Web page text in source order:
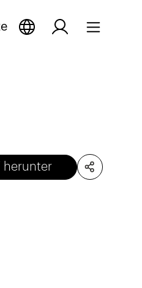
herunter